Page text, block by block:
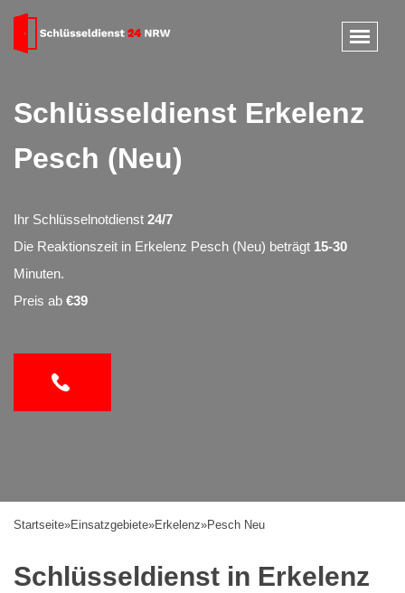
Schlüsseldienst Erkelenz
Pesch (Neu)
Ihr Schlüsselnotdienst 24/7
Die Reaktionszeit in Erkelenz Pesch (Neu) beträgt 15-30
Minuten.
Preis ab €39
Startseite»Einsatzgebiete»Erkelenz»Pesch Neu
Schlüsseldienst in Erkelenz